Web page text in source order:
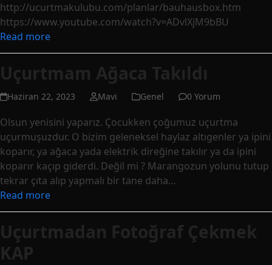
http://ucurtmakulubu.com/planlar/bauhausbox.htm
https://www.youtube.com/watch?v=ADvlXjM9bBU
Read more
Uçurtmam Ağaca Takıldı
Haziran 22, 2023 Mavi Genel 0 Yorum
Olsun yenisini yaparız. Çocukken çoğumuz uçurtma
uçurmuşuzdur. O bizim geleneksel haylaz altıgenler ya ipini
koparır, ya ağaca yada elektrik direğine takılır ya da ipini
koparır kaçıp giderdi. Değil mi ? Marangozun yolunu tutup
tekrar çıta alıp yapmalı bir tane daha…
Read more
Uçurtmadan Fotoğraf Çekmek
KAP